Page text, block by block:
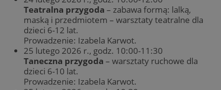
Teatralna przygoda – zabawa formą: lalką,
maską i przedmiotem – warsztaty teatralne dla
dzieci 6-12 lat.
Prowadzenie: Izabela Karwot.
25 lutego 2026 r., godz. 10:00-11:30
Taneczna przygoda – warsztaty ruchowe dla
dzieci 6-10 lat.
Prowadzenie: Izabela Karwot.